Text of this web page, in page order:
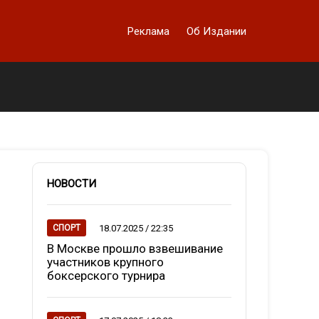
Реклама Об Издании
НОВОСТИ
СПОРТ 18.07.2025 / 22:35
В Москве прошло взвешивание
участников крупного
боксерского турнира